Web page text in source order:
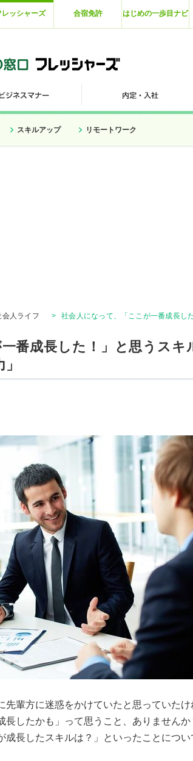
レッシャーズ 合宿免許 はじめの一歩目ナビ
スキルアップ リモートワーク
会人ライフ > 社会人になって、「ここが一番成長し
番成長した！」と思うスキ
先輩方に迷惑をかけていたと思っていた
長したかも」って思うこと、ありませんか
長したスキルは？」といったことについ